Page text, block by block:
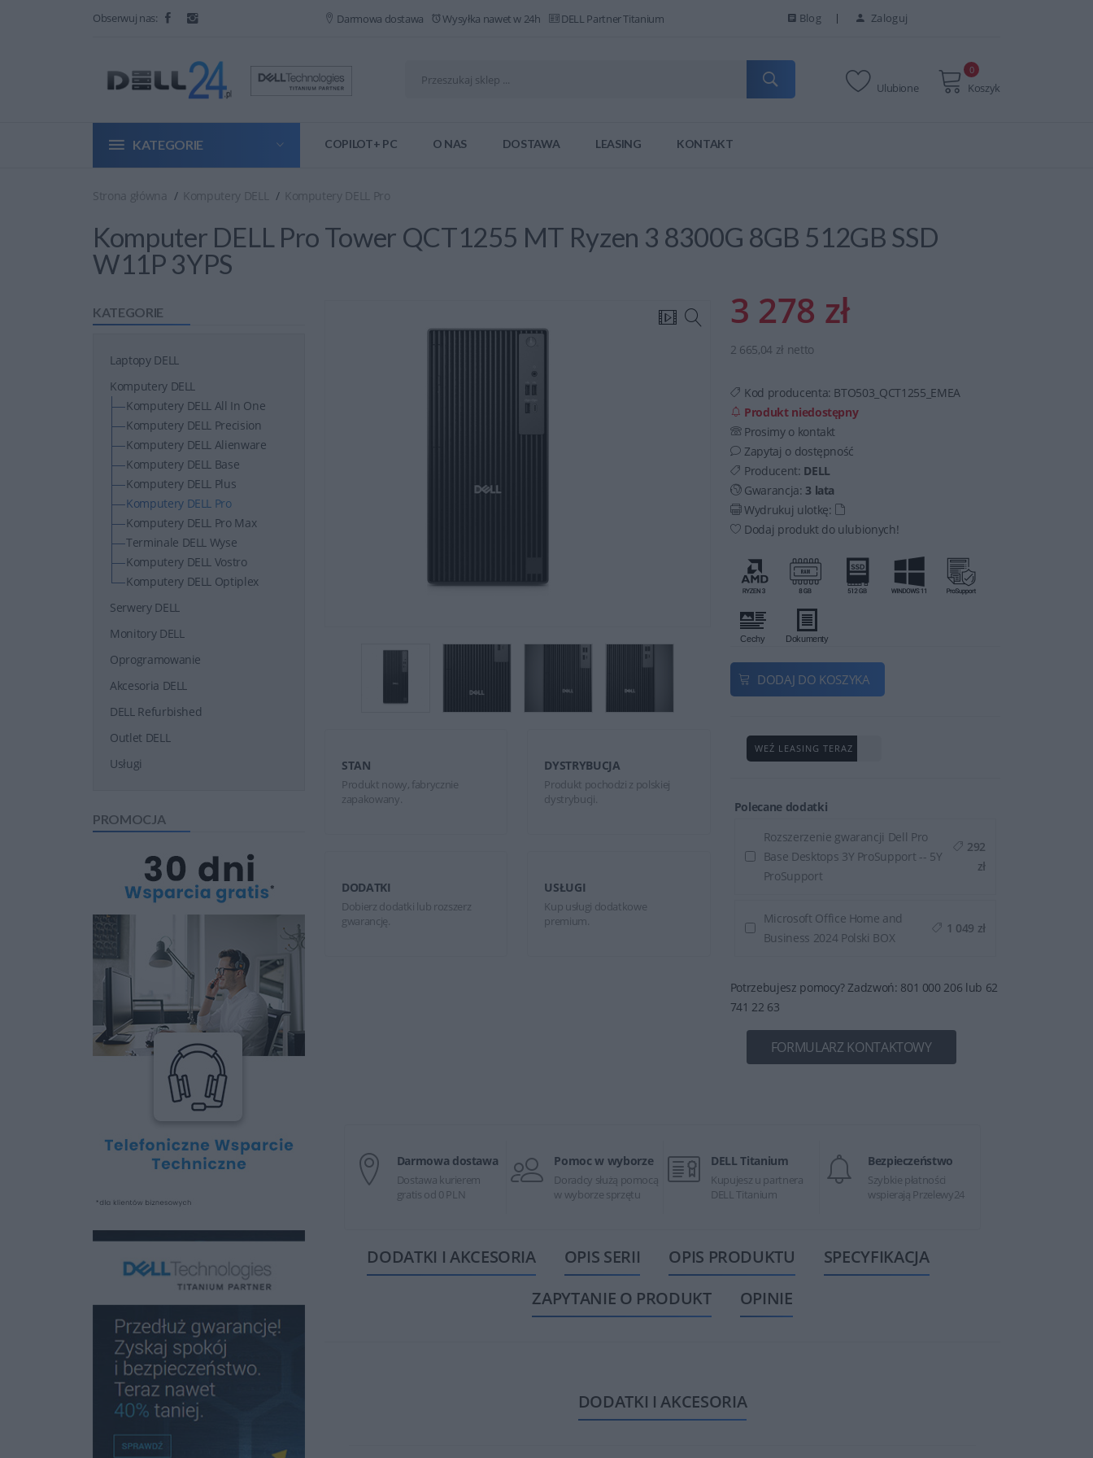
Obserwuj nas: Darmowa dostawa Wysyłka nawet w 24h DELL Partner Titanium Blog Zaloguj
Ulubione Koszyk
0
KATEGORIE COPILOT+ PC O NAS DOSTAWA LEASING KONTAKT
Strona główna Komputery DELL Komputery DELL Pro
Komputer DELL Pro Tower QCT1255 MT Ryzen 3 8300G 8GB 512GB SSD
W11P 3YPS
KATEGORIE
Laptopy DELL
Komputery DELL
Komputery DELL All In One
Komputery DELL Precision
Komputery DELL Alienware
Komputery DELL Base
Komputery DELL Plus
Komputery DELL Pro
Komputery DELL Pro Max
Terminale DELL Wyse
Komputery DELL Vostro
Komputery DELL Optiplex
Serwery DELL
Monitory DELL
Oprogramowanie
Akcesoria DELL
DELL Refurbished
Outlet DELL
Usługi
PROMOCJA
STAN
Produkt nowy, fabrycznie
zapakowany.
DYSTRYBUCJA
Produkt pochodzi z polskiej
dystrybucji.
DODATKI
Dobierz dodatki lub rozszerz
gwarancję.
USŁUGI
Kup usługi dodatkowe
premium.
3 278 zł
2 665,04 zł netto
Kod producenta: BTO503_QCT1255_EMEA
Produkt niedostępny
Prosimy o kontakt
Zapytaj o dostępność
Producent: DELL
Gwarancja:3 lata
Wydrukuj ulotkę:
Dodaj produkt do ulubionych!
DODAJ DO KOSZYKA
WEŹ LEASING TERAZ
Polecane dodatki
Rozszerzenie gwarancji Dell Pro
Base Desktops 3Y ProSupport -- 5Y
ProSupport
292
zł
Microsoft Office Home and
Business 2024 Polski BOX
1 049 zł
Potrzebujesz pomocy? Zadzwoń: 801 000 206 lub 62
741 22 63
FORMULARZ KONTAKTOWY
Darmowa dostawa
Dostawa kurierem
gratis od 0 PLN
Pomoc w wyborze
Doradcy służą pomocą
w wyborze sprzętu
DELL Titanium
Kupujesz u partnera
DELL Titanium
Bezpieczeństwo
Szybkie płatności
wspierają Przelewy24
DODATKI I AKCESORIA OPIS SERII OPIS PRODUKTU
SPECYFIKACJA
ZAPYTANIE O PRODUKT
OPINIE
DODATKI I AKCESORIA